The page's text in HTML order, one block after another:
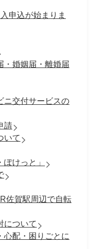
申込が始まりま
・婚姻届・離婚届
ニ交付サービスの
請
いて
けっと」
佐賀駅周辺で自転
について
心配・困りごとに